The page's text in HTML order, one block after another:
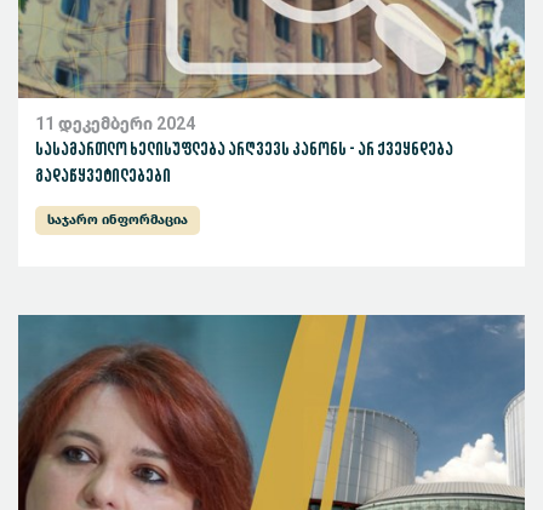
11 დეკემბერი 2024
სასამართლო ხელისუფლება არღვევს კანონს - არ ქვეყნდება
გადაწყვეტილებები
საჯარო ინფორმაცია